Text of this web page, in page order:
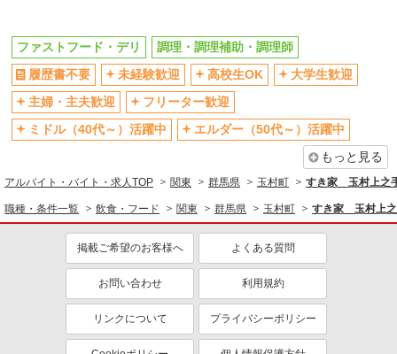
大学生歓迎
ミドル（40代～）活躍中
週2～3日勤務OK
短時間勤務（1日4h以内）OK
深夜
車通勤OK
扶養内勤務OK
交通費支給
社員登用あり
ファストフード・デリ
調理・調理補助・調理師
履歴書不要
未経験歓迎 高校生OK
大学生歓迎
主婦・主夫歓迎
フリーター歓迎
ミドル（40代～）活躍中
エルダー（50代～）活躍中
もっと見る
アルバイト・バイト・求人TOP 関東 群馬県 玉村町 すき家 玉村上之
職種・条件一覧 飲食・フード 関東 群馬県 玉村町 すき家 玉村上之
掲載ご希望のお客様へ よくある質問
お問い合わせ 利用規約
リンクについて プライバシーポリシー